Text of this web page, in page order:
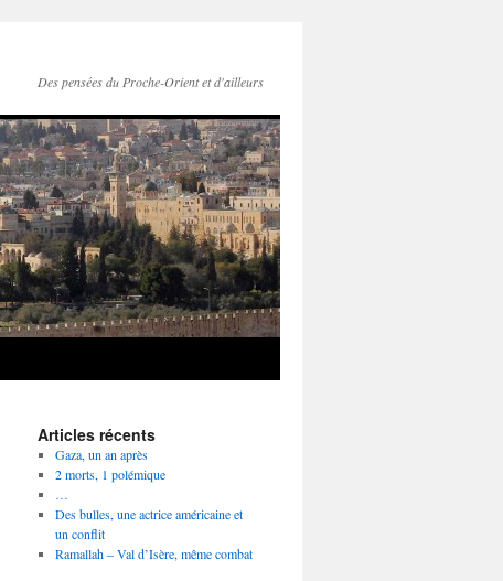
Des pensées du Proche-Orient et d'ailleurs
Articles récents
Gaza, un an après
2 morts, 1 polémique
…
Des bulles, une actrice américaine et
un conflit
Ramallah – Val d’Isère, même combat